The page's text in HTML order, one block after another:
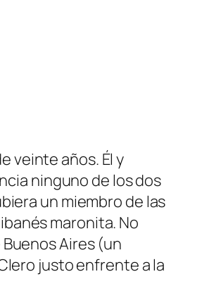
veinte años. Él y
ninguno de los dos
un miembro de las
maronita. No
Aires (un
justo enfrente a la